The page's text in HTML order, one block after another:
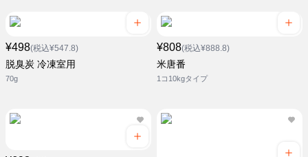
¥498(税込¥547.8)
脱臭炭 冷凍室用
70g
¥808(税込¥888.8)
米唐番
1コ10kgタイプ